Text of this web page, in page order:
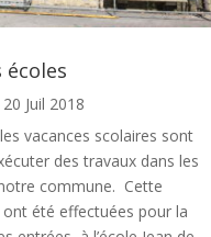
écoles
20 Juil 2018
vacances scolaires sont
des travaux dans les
commune. Cette
été effectuées pour la